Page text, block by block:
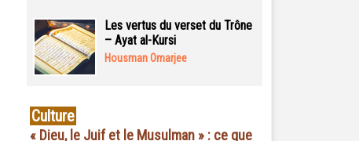
Les vertus du verset du Trône
– Ayat al-Kursi
Housman Omarjee
Culture
« Dieu, le Juif et le Musulman » : ce que